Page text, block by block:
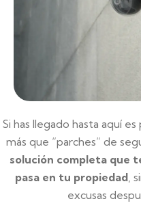
Si has llegado hasta aquí
más que “parches” de
solución completa que
pasa en tu propiedad,
excusas